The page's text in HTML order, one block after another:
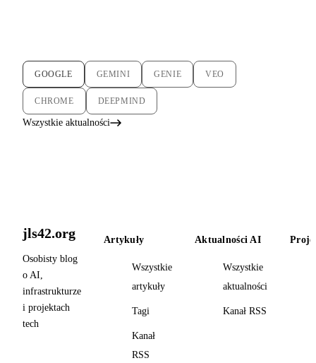
GOOGLE GEMINI GENIE VEO
CHROME DEEPMIND
Wszystkie aktualności
jls42.org
Osobisty blog
o AI,
infrastrukturze
i projektach
tech
Artykuły
Wszystkie
artykuły
Tagi
Kanał
RSS
Aktualności AI
Wszystkie
aktualności
Kanał RSS